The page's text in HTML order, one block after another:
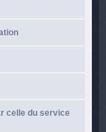
celle du service